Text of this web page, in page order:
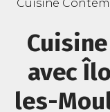
Cuisine
avec
les-